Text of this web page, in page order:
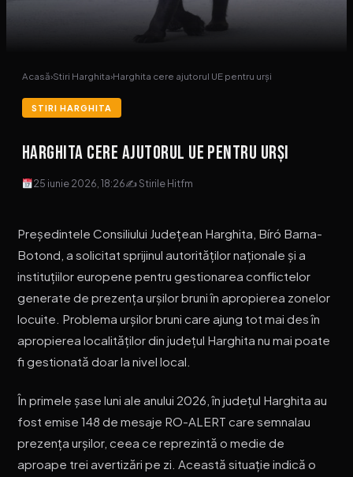
Acasă›Stiri Harghita›Harghita cere ajutorul UE pentru urși
STIRI HARGHITA
Harghita cere ajutorul UE pentru urși
25 iunie 2026, 18:26✍ Stirile Hitfm
Președintele Consiliului Județean Harghita, Bíró Barna-
Botond, a solicitat sprijinul autorităților naționale și a
instituțiilor europene pentru gestionarea conflictelor
generate de prezența urșilor bruni în apropierea zonelor
locuite. Problema urșilor bruni care ajung tot mai des în
apropierea localităților din județul Harghita nu mai poate
fi gestionată doar la nivel local.
În primele șase luni ale anului 2026, în județul Harghita au
fost emise 148 de mesaje RO-ALERT care semnalau
prezența urșilor, ceea ce reprezintă o medie de
aproape trei avertizări pe zi. Această situație indică o